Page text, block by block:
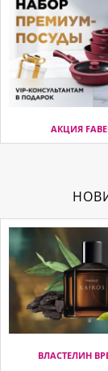
АКЦИЯ
ВЛАСТЕЛИН